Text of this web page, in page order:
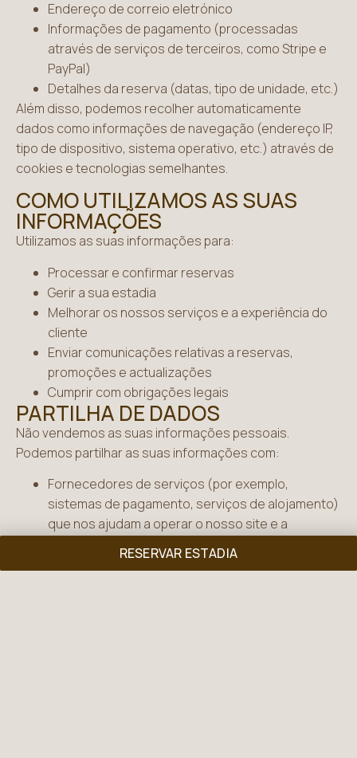
Endereço de correio eletrónico
Informações de pagamento (processadas
através de serviços de terceiros, como Stripe e
PayPal)
Detalhes da reserva (datas, tipo de unidade, etc.)
Além disso, podemos recolher automaticamente
dados como informações de navegação (endereço IP,
tipo de dispositivo, sistema operativo, etc.) através de
cookies e tecnologias semelhantes.
COMO UTILIZAMOS AS SUAS
INFORMAÇÕES
Utilizamos as suas informações para:
Processar e confirmar reservas
Gerir a sua estadia
Melhorar os nossos serviços e a experiência do
cliente
Enviar comunicações relativas a reservas,
promoções e actualizações
Cumprir com obrigações legais
PARTILHA DE DADOS
Não vendemos as suas informações pessoais.
Podemos partilhar as suas informações com:
Fornecedores de serviços (por exemplo,
sistemas de pagamento, serviços de alojamento)
que nos ajudam a operar o nosso site e a
Autoridades legais, se necessário, para cumprir a
RESERVAR ESTADIA